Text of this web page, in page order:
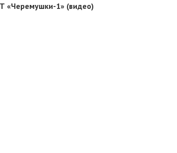
«Черемушки-1» (видео)